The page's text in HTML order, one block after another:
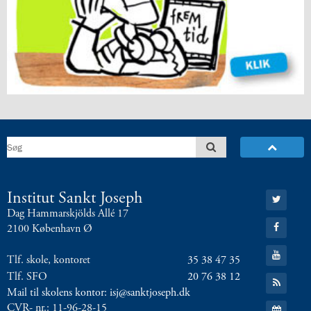
International
10.
klasse
5.3:
International
profil
6.0:
ISJ
Musikskole
2026/2027
6.2:
Musikskolens
til
musikskolen
6.4:
Generelle
&
7.0:
Kontakt
Institut Sankt Joseph
Dag Hammarskjölds Allé 17
2100 København Ø
Tlf. skole, kontoret
35 38 47 35
Tlf. SFO
20 76 38 12
Mail til skolens kontor: isj@sanktjoseph.dk
CVR- nr.: 11-96-28-15
Gå
til:
Twitter
Gå
til:
Facebook
Gå
til:
YouTube
Gå
til:
RSS
Gå